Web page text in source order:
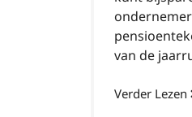
van de
Verder Lezen